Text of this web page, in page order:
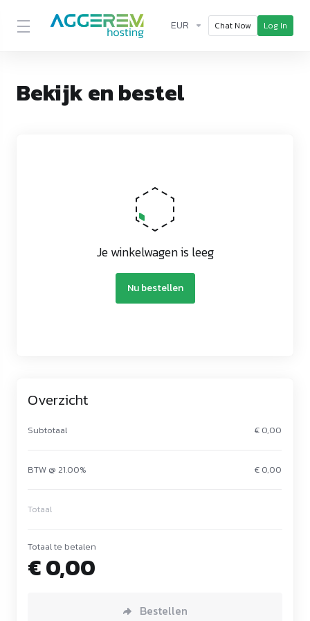
EUR Chat Now Log In
Bekijk en bestel
Je winkelwagen is leeg
Nu bestellen
Overzicht
Subtotaal € 0,00
BTW @ 21.00% € 0,00
Totaal
Totaal te betalen
€ 0,00
Bestellen